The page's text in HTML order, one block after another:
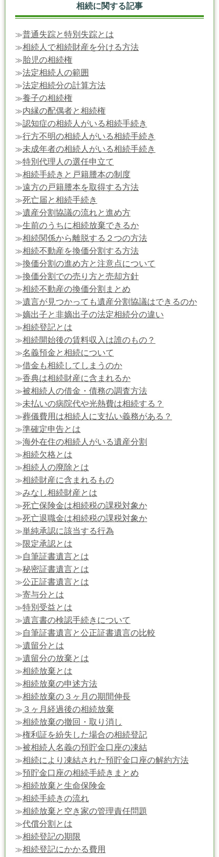
相続に関する記事
≫普通失踪と特別失踪とは
≫相続人で相続財産を分ける方法
≫胎児の相続権
≫法定相続人の範囲
≫法定相続分の計算方法
≫養子の相続権
≫内縁の配偶者と相続権
≫認知症の相続人がいる相続手続き
≫行方不明の相続人がいる相続手続き
≫未成年者の相続人がいる相続手続き
≫特別代理人の選任申立て
≫相続手続きと戸籍謄本の制度
≫遠方の戸籍謄本を取得する方法
≫死亡届と相続手続き
≫遺産分割協議の流れと進め方
≫生前のうちに相続放棄できるか
≫相続関係から離脱する２つの方法
≫相続不動産を換価分割する方法
≫換価分割の進め方と注意点について
≫換価分割での売り方と売却方針
≫相続不動産の換価分割まとめ
≫遺言が見つかっても遺産分割協議はできるのか
≫嫡出子と非嫡出子の法定相続分の違い
≫相続登記とは
≫相続開始後の賃料収入は誰のもの？
≫名義預金と相続について
≫借金も相続してしまうのか
≫香典は相続財産に含まれるか
≫被相続人の借金・債務の調査方法
≫未払いの病院代や光熱費は相続する？
≫葬儀費用は相続人に支払い義務がある？
≫準確定申告とは
≫海外在住の相続人がいる遺産分割
≫相続欠格とは
≫相続人の廃除とは
≫相続財産に含まれるもの
≫みなし相続財産とは
≫死亡保険金は相続税の課税対象か
≫死亡退職金は相続税の課税対象か
≫単純承認に該当する行為
≫限定承認とは
≫自筆証書遺言とは
≫秘密証書遺言とは
≫公正証書遺言とは
≫寄与分とは
≫特別受益とは
≫遺言書の検認手続きについて
≫自筆証書遺言と公正証書遺言の比較
≫遺留分とは
≫遺留分の放棄とは
≫相続放棄とは
≫相続放棄の申述方法
≫相続放棄の３ヶ月の期間伸長
≫ ３ヶ月経過後の相続放棄
≫相続放棄の撤回・取り消し
≫権利証を紛失した場合の相続登記
≫被相続人名義の預貯金口座の凍結
≫相続により凍結された預貯金口座の解約方法
≫預貯金口座の相続手続きまとめ
≫相続放棄と生命保険金
≫相続手続きの流れ
≫相続放棄と空き家の管理責任問題
≫代償分割とは
≫相続登記の期限
≫相続登記にかかる費用